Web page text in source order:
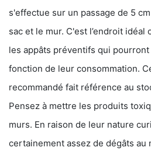
s'effectue sur un passage de 5
sac et le mur. C'est l’endroit
les appâts préventifs qui
fonction de leur consommation.
recommandé fait référence au
Pensez à mettre les produits
murs. En raison de leur nature
certainement assez de dégâts au